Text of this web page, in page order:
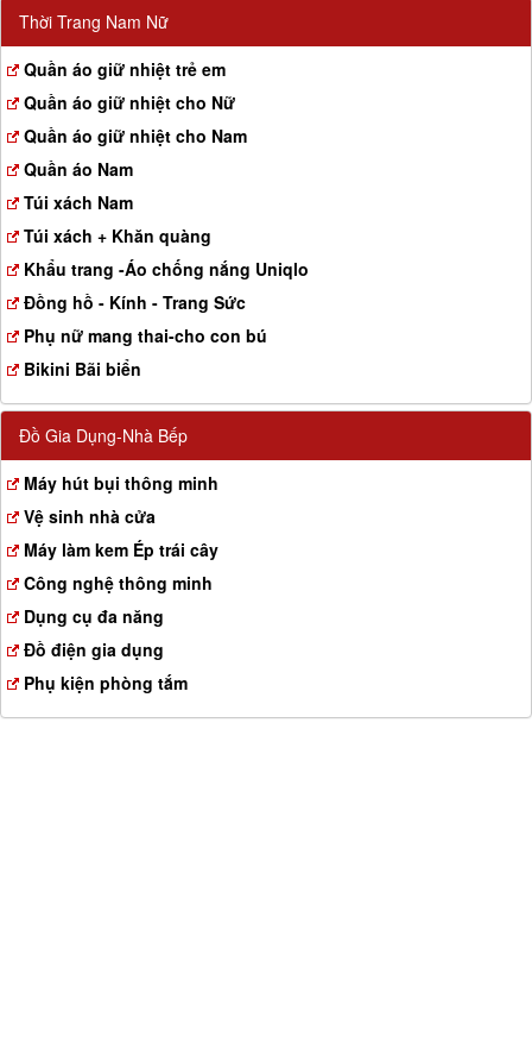
Thời Trang Nam Nữ
Quần áo giữ nhiệt trẻ em
Quần áo giữ nhiệt cho Nữ
Quần áo giữ nhiệt cho Nam
Quần áo Nam
Túi xách Nam
Túi xách + Khăn quàng
Khẩu trang -Áo chống nắng Uniqlo
Đồng hồ - Kính - Trang Sức
Phụ nữ mang thai-cho con bú
Bikini Bãi biển
Đồ Gia Dụng-Nhà Bếp
Máy hút bụi thông minh
Vệ sinh nhà cửa
Máy làm kem Ép trái cây
Công nghệ thông minh
Dụng cụ đa năng
Đồ điện gia dụng
Phụ kiện phòng tắm